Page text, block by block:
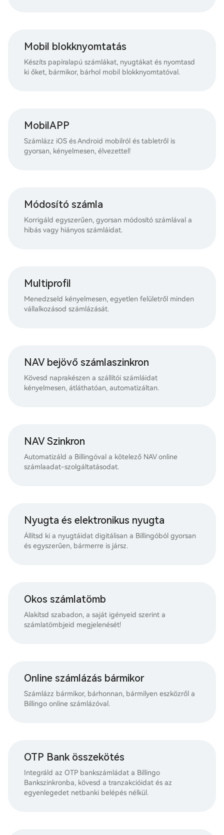
Mobil blokknyomtatás
Készíts papíralapú számlákat, nyugtákat és nyomtasd
ki őket, bármikor, bárhol mobil blokknyomtatóval.
MobilAPP
Számlázz iOS és Android mobilról és tabletről is
gyorsan, kényelmesen, élvezettel!
Módosító számla
Korrigáld egyszerűen, gyorsan módosító számlával a
hibás vagy hiányos számláidat.
Multiprofil
Menedzseld kényelmesen, egyetlen felületről minden
vállalkozásod számlázását.
NAV bejövő számlaszinkron
Kövesd naprakészen a szállítói számláidat
kényelmesen, átláthatóan, automatizáltan.
NAV Szinkron
Automatizáld a Billingóval a kötelező NAV online
számlaadat-szolgáltatásodat.
Nyugta és elektronikus nyugta
Állítsd ki a nyugtáidat digitálisan a Billingóból gyorsan
és egyszerűen, bármerre is jársz.
Okos számlatömb
Alakítsd szabadon, a saját igényeid szerint a
számlatömbjeid megjelenését!
Online számlázás bármikor
Számlázz bármikor, bárhonnan, bármilyen eszközről a
Billingo online számlázóval.
OTP Bank összekötés
Integráld az OTP bankszámládat a Billingo
Bankszinkronba, kövesd a tranzakcióidat és az
egyenlegedet netbanki belépés nélkül.